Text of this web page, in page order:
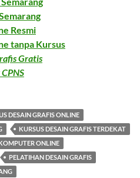
Resmi
tanpa Kursus
Gratis
DESAIN GRAFIS ONLINE
KURSUS DESAIN GRAFIS TERDEKAT
ONLINE
PELATIHAN DESAIN GRAFIS